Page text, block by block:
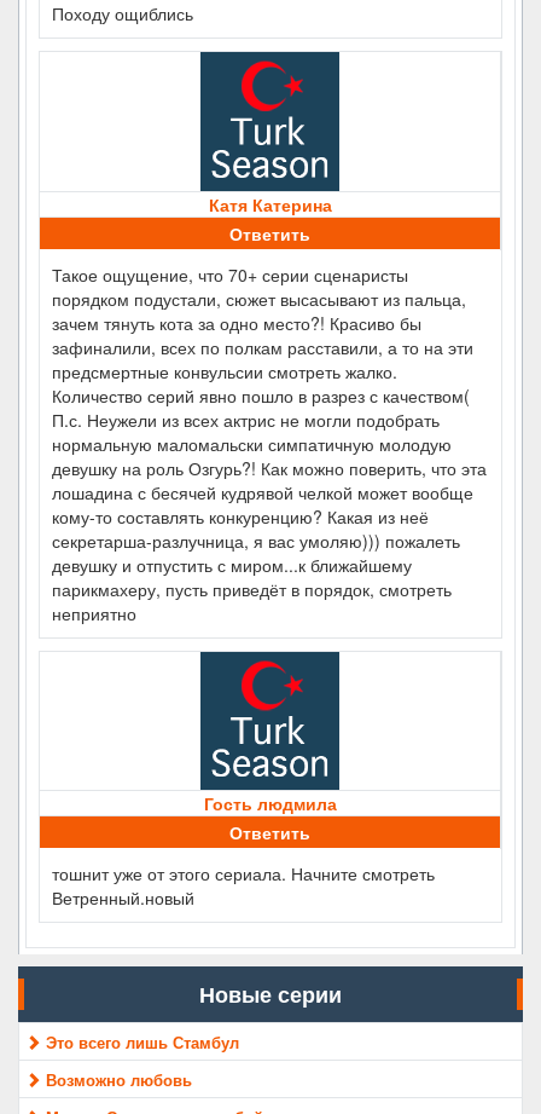
Походу ощиблись
Катя Катерина
Ответить
Такое ощущение, что 70+ серии сценаристы
порядком подустали, сюжет высасывают из пальца,
зачем тянуть кота за одно место?! Красиво бы
зафиналили, всех по полкам расставили, а то на эти
предсмертные конвульсии смотреть жалко.
Количество серий явно пошло в разрез с качеством(
П.с. Неужели из всех актрис не могли подобрать
нормальную маломальски симпатичную молодую
девушку на роль Озгурь?! Как можно поверить, что эта
лошадина с бесячей кудрявой челкой может вообще
кому-то составлять конкуренцию? Какая из неё
секретарша-разлучница, я вас умоляю))) пожалеть
девушку и отпустить с миром...к ближайшему
парикмахеру, пусть приведёт в порядок, смотреть
неприятно
Гость людмила
Ответить
тошнит уже от этого сериала. Начните смотреть
Ветренный.новый
Новые серии
Это всего лишь Стамбул
Возможно любовь